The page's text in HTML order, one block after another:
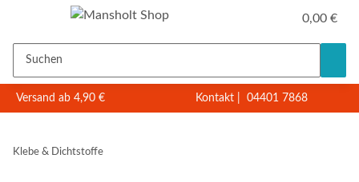
0,00 €
Versand ab 4,90 € Kontakt 04401 7868
Klebe & Dichtstoffe